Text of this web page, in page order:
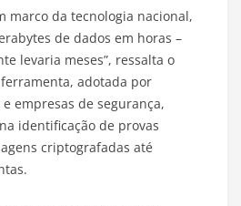
marco da tecnologia nacional,
de dados em horas –
levaria meses”, ressalta o
adotada por
empresas de segurança,
identificação de provas
criptografadas até